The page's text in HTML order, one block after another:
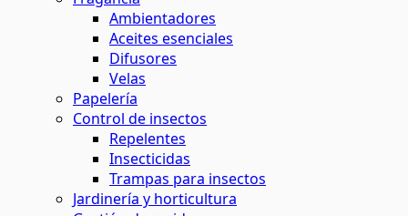
Ambientadores
Aceites esenciales
Difusores
Velas
Papelería
Control de insectos
Repelentes
Insecticidas
Trampas para insectos
Jardinería y horticultura